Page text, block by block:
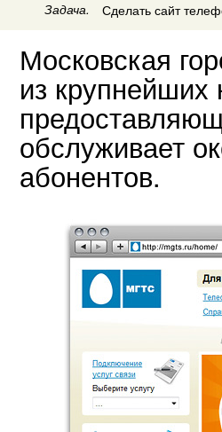
Задача. Сделать сайт
Московская
из крупнейших
обслуживает
абонентов.